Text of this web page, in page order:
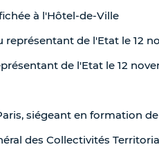
à l'Hôtel-de-Ville
représentant de l'Etat le 12
de l'Etat le 12
siégeant en formation
des Collectivités